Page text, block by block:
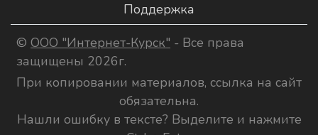
Поддержка
© ООО "Интернет-Курск" - Все права
защищены 2026г.
При копировании материалов, ссылка на сайт
обязательна.
Нашли ошибку в тексте? Выделите и нажмите